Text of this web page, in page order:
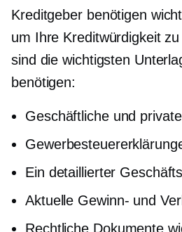
Kreditgeber benötigen
um Ihre Kreditwürdigkeit
sind die wichtigsten
benötigen:
Geschäftliche und
Ein detaillierter
Aktuelle Gewinn- und
Rechtliche Dokumente